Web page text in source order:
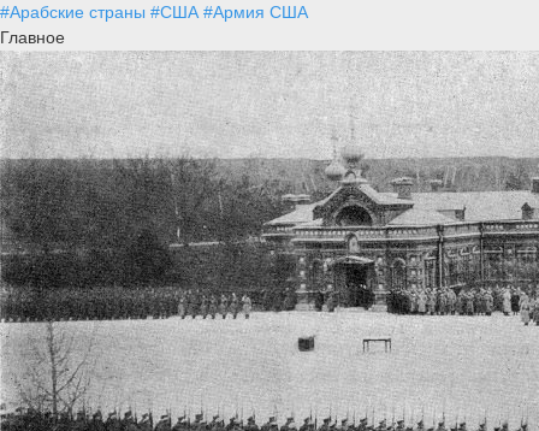
#Арабские страны #США #Армия США
Главное